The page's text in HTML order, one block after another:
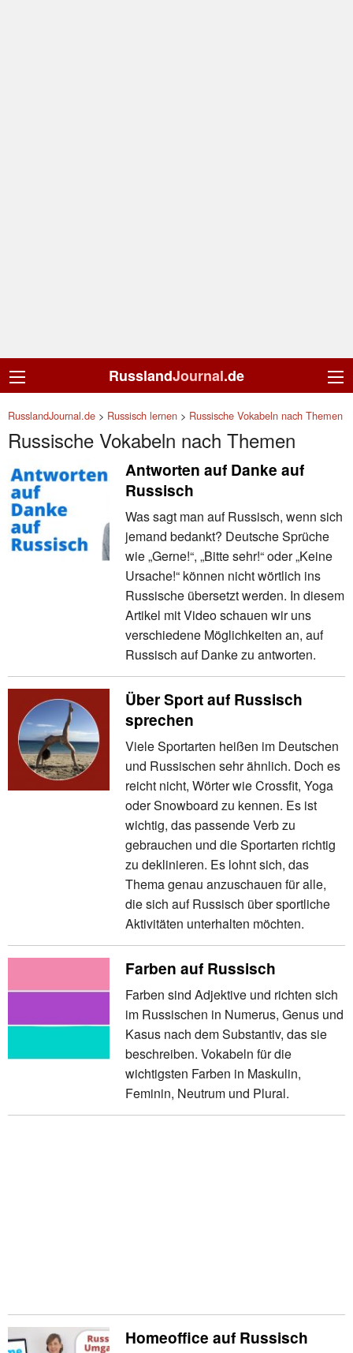
RusslandJournal.de
RusslandJournal.de > Russisch lernen > Russische Vokabeln nach Themen
Russische Vokabeln nach Themen
Antworten auf Danke auf
Russisch
Was sagt man auf Russisch, wenn sich
jemand bedankt? Deutsche Sprüche
wie „Gerne!“, „Bitte sehr!“ oder „Keine
Ursache!“ können nicht wörtlich ins
Russische übersetzt werden. In diesem
Artikel mit Video schauen wir uns
verschiedene Möglichkeiten an, auf
Russisch auf Danke zu antworten.
Über Sport auf Russisch
sprechen
Viele Sportarten heißen im Deutschen
und Russischen sehr ähnlich. Doch es
reicht nicht, Wörter wie Crossfit, Yoga
oder Snowboard zu kennen. Es ist
wichtig, das passende Verb zu
gebrauchen und die Sportarten richtig
zu deklinieren. Es lohnt sich, das
Thema genau anzuschauen für alle,
die sich auf Russisch über sportliche
Aktivitäten unterhalten möchten.
Farben auf Russisch
Farben sind Adjektive und richten sich
im Russischen in Numerus, Genus und
Kasus nach dem Substantiv, das sie
beschreiben. Vokabeln für die
wichtigsten Farben in Maskulin,
Feminin, Neutrum und Plural.
Homeoffice auf Russisch